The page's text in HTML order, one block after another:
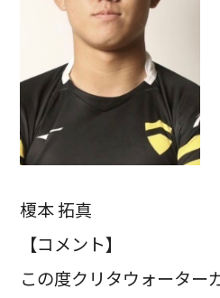
榎本 拓真
【コメント】
この度クリタウォーター